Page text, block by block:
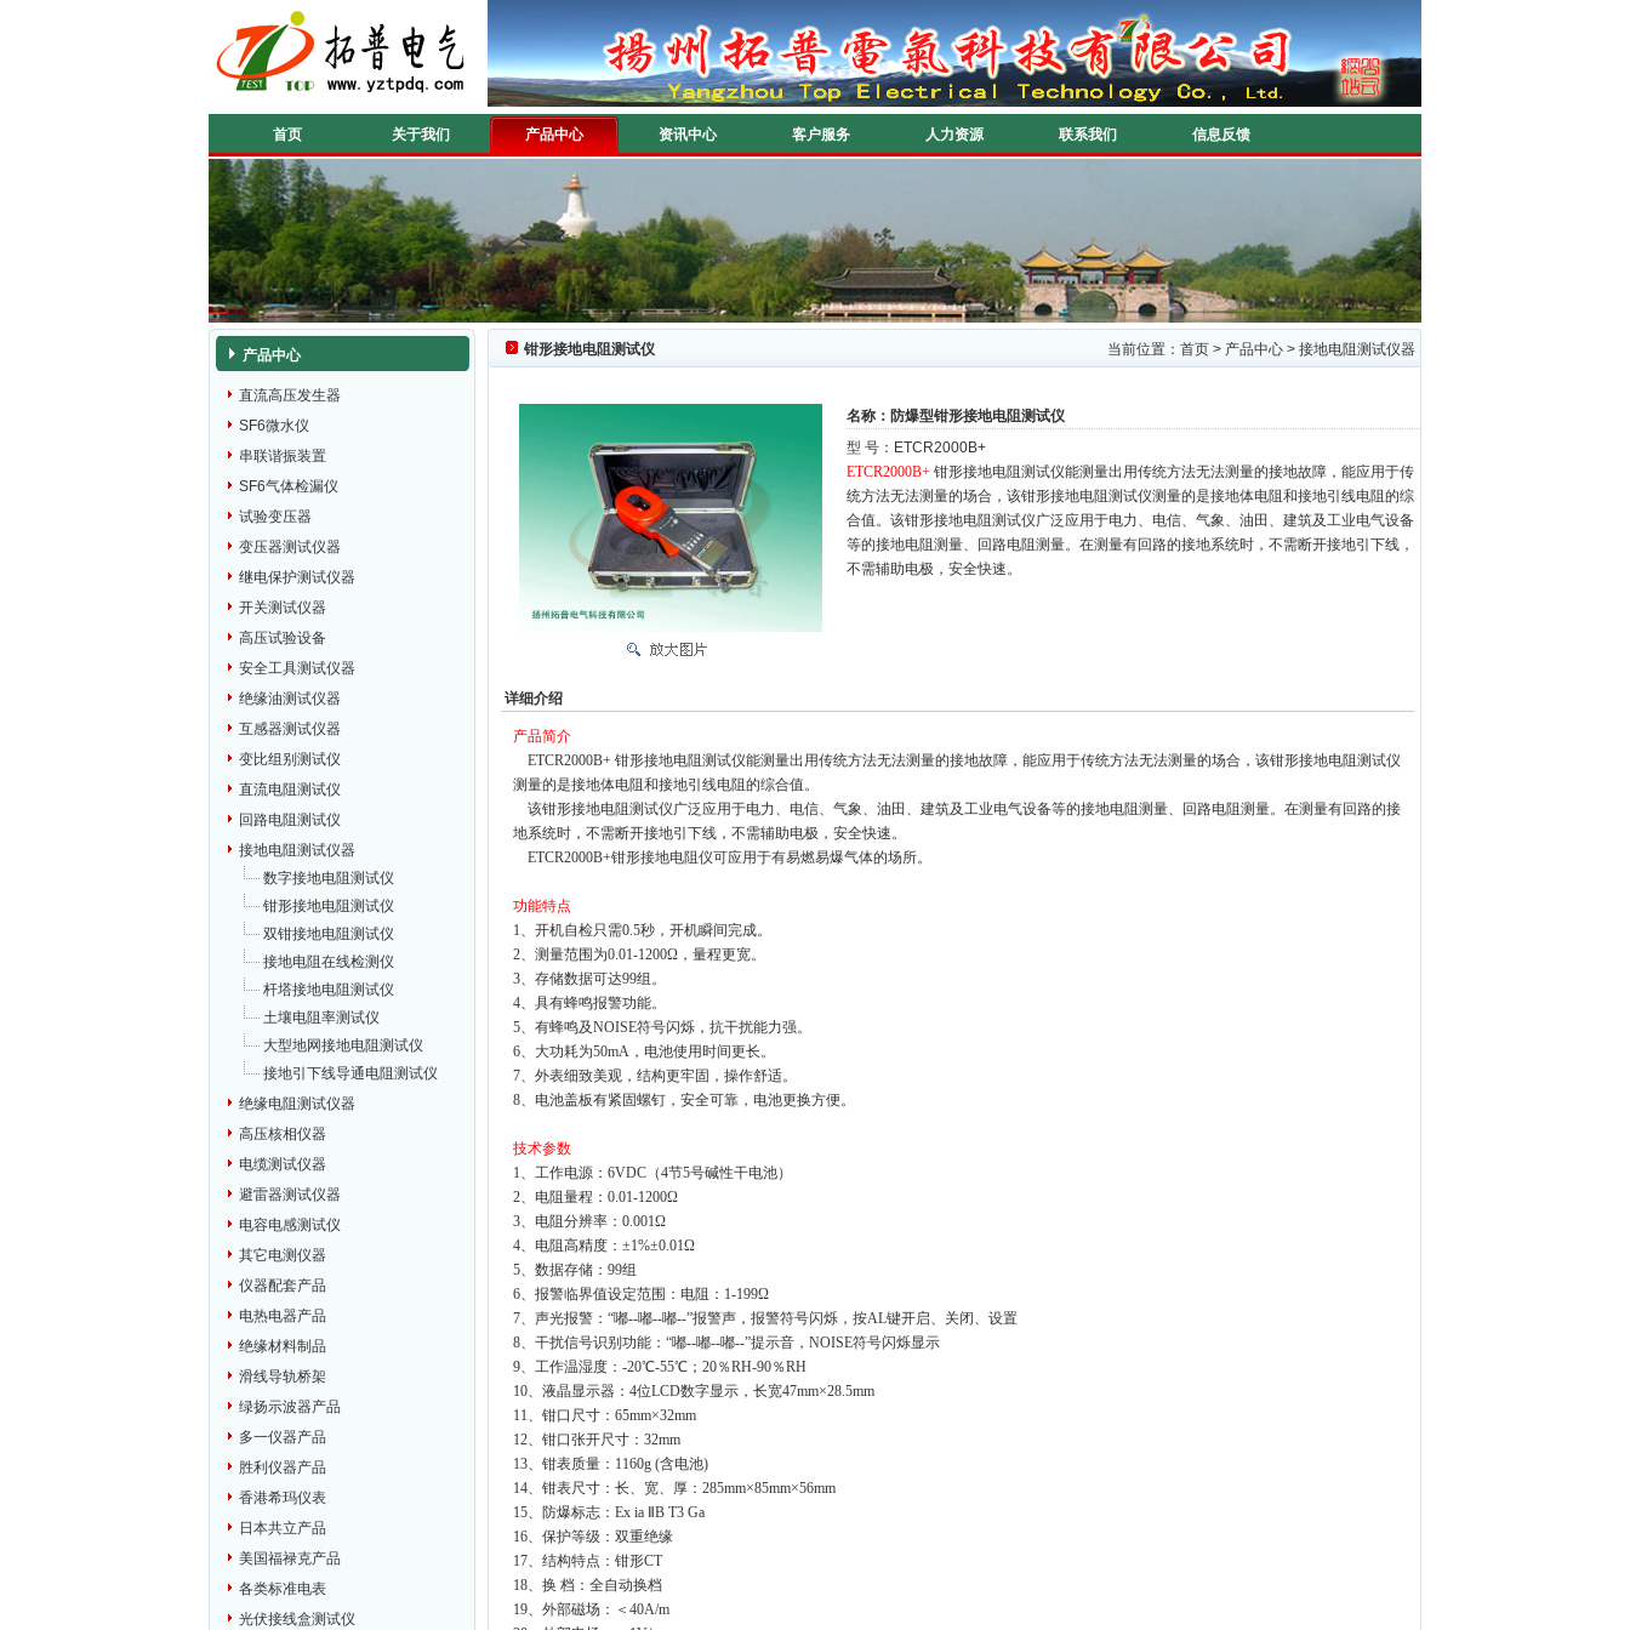
首页 关于我们 产品中心 资讯中心 客户服务 人力资源 联系我们 信息反馈
产品中心
直流高压发生器
SF6微水仪
串联谐振装置
SF6气体检漏仪
试验变压器
变压器测试仪器
继电保护测试仪器
开关测试仪器
高压试验设备
安全工具测试仪器
绝缘油测试仪器
互感器测试仪器
变比组别测试仪
直流电阻测试仪
回路电阻测试仪
接地电阻测试仪器
数字接地电阻测试仪
钳形接地电阻测试仪
双钳接地电阻测试仪
接地电阻在线检测仪
杆塔接地电阻测试仪
土壤电阻率测试仪
大型地网接地电阻测试仪
接地引下线导通电阻测试仪
绝缘电阻测试仪器
高压核相仪器
电缆测试仪器
避雷器测试仪器
电容电感测试仪
其它电测仪器
仪器配套产品
电热电器产品
绝缘材料制品
滑线导轨桥架
绿扬示波器产品
多一仪器产品
胜利仪器产品
香港希玛仪表
日本共立产品
美国福禄克产品
各类标准电表
光伏接线盒测试仪
当前位置： 首页 > 产品中心 > 接地电阻测试仪器
钳形接地电阻测试仪
名称：防爆型钳形接地电阻测试仪
型 号：ETCR2000B+
ETCR2000B+ 钳形接地电阻测试仪能测量出用传统方法无法测量的接地故障，能应用于传
统方法无法测量的场合，该钳形接地电阻测试仪测量的是接地体电阻和接地引线电阻的综
合值。该钳形接地电阻测试仪广泛应用于电力、电信、气象、油田、建筑及工业电气设备
等的接地电阻测量、回路电阻测量。在测量有回路的接地系统时，不需断开接地引下线，
不需辅助电极，安全快速。
详细介绍
产品简介
ETCR2000B+ 钳形接地电阻测试仪能测量出用传统方法无法测量的接地故障，能应用于传统方法无法测量的场合，该钳形接地电阻测试仪
测量的是接地体电阻和接地引线电阻的综合值。
该钳形接地电阻测试仪广泛应用于电力、电信、气象、油田、建筑及工业电气设备等的接地电阻测量、回路电阻测量。在测量有回路的接
地系统时，不需断开接地引下线，不需辅助电极，安全快速。
ETCR2000B+钳形接地电阻仪可应用于有易燃易爆气体的场所。
功能特点
1、开机自检只需0.5秒，开机瞬间完成。
2、测量范围为0.01-1200Ω，量程更宽。
3、存储数据可达99组。
4、具有蜂鸣报警功能。
5、有蜂鸣及NOISE符号闪烁，抗干扰能力强。
6、大功耗为50mA，电池使用时间更长。
7、外表细致美观，结构更牢固，操作舒适。
8、电池盖板有紧固螺钉，安全可靠，电池更换方便。
技术参数
1、工作电源：6VDC（4节5号碱性干电池）
2、电阻量程：0.01-1200Ω
3、电阻分辨率：0.001Ω
4、电阻高精度：±1%±0.01Ω
5、数据存储：99组
6、报警临界值设定范围：电阻：1-199Ω
7、声光报警：“嘟--嘟--嘟--”报警声，报警符号闪烁，按AL键开启、关闭、设置
8、干扰信号识别功能：“嘟--嘟--嘟--”提示音，NOISE符号闪烁显示
9、工作温湿度：-20℃-55℃；20％RH-90％RH
10、液晶显示器：4位LCD数字显示，长宽47mm×28.5mm
11、钳口尺寸：65mm×32mm
12、钳口张开尺寸：32mm
13、钳表质量：1160g (含电池)
14、钳表尺寸：长、宽、厚：285mm×85mm×56mm
15、防爆标志：Ex ia ⅡB T3 Ga
16、保护等级：双重绝缘
17、结构特点：钳形CT
18、换 档：全自动换档
19、外部磁场：＜40A/m